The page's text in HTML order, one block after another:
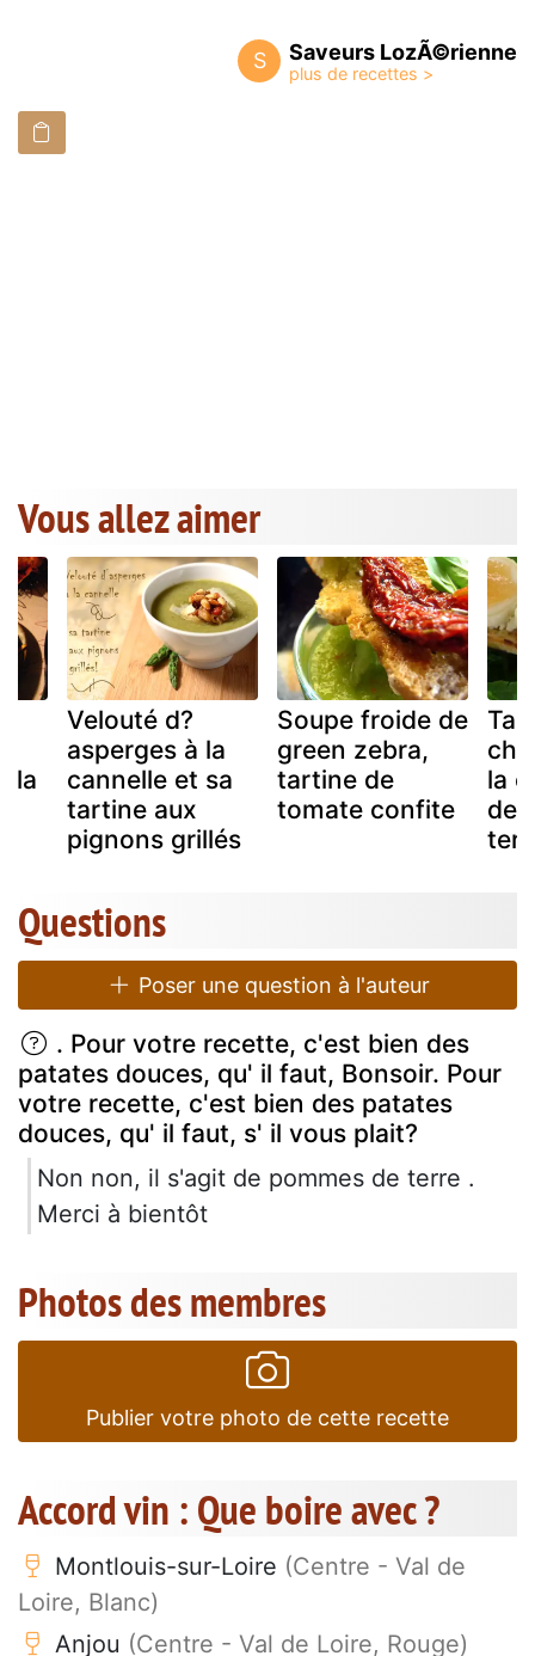
S Saveurs LozÃ©rienne
Vous allez aimer
la
Velouté d?
asperges à la
cannelle et sa
tartine aux
pignons grillés
Soupe froide de
green zebra,
tartine de
tomate confite
la
de
Questions
Poser une question à l'auteur
. Pour votre recette, c'est bien des
patates douces, qu' il faut, Bonsoir. Pour
votre recette, c'est bien des patates
douces, qu' il faut, s' il vous plait?
Non non, il s'agit de pommes de terre .
Merci à bientôt
Photos des membres
Publier votre photo de cette recette
Accord vin : Que boire avec ?
Montlouis-sur-Loire (Centre - Val de
Loire, Blanc)
Anjou (Centre - Val de Loire, Rouge)